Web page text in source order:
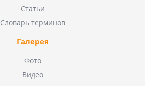
Статьи
Словарь терминов
Галерея
Фото
Видео